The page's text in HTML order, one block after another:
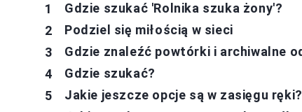
Gdzie szukać 'Rolnika szuka żony'?
Podziel się miłością w sieci
Gdzie znaleźć powtórki i archiwalne
Gdzie szukać?
Jakie jeszcze opcje są w zasięgu ręki?